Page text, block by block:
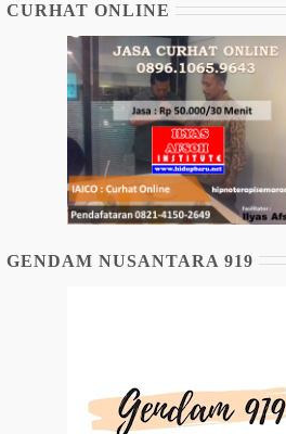
CURHAT ONLINE
GENDAM NUSANTARA 919